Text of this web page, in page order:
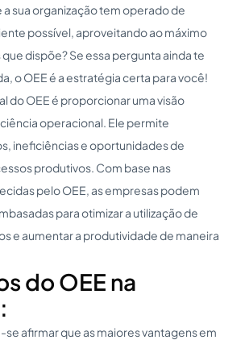
sua organização tem operado de
possível, aproveitando ao máximo
dispõe? Se essa pergunta ainda te
o OEE é a estratégia certa para você!
do OEE é proporcionar uma visão
operacional. Ele permite
ineficiências e oportunidades de
produtivos. Com base nas
pelo OEE, as empresas podem
para otimizar a utilização de
e aumentar a produtividade de maneira
do OEE na
afirmar que as maiores vantagens em